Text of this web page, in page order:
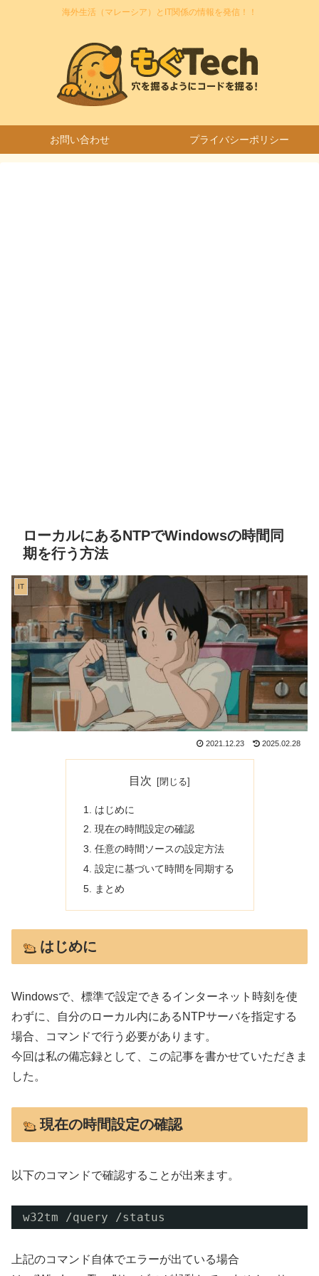
海外生活（マレーシア）とIT関係の情報を発信！！
お問い合わせ プライバシーポリシー
ローカルにあるNTPでWindowsの時間同
期を行う方法
IT
2021.12.23 2025.02.28
目次
はじめに
現在の時間設定の確認
任意の時間ソースの設定方法
設定に基づいて時間を同期する
まとめ
はじめに
Windowsで、標準で設定できるインターネット時刻を使
わずに、自分のローカル内にあるNTPサーバを指定する
場合、コマンドで行う必要があります。
今回は私の備忘録として、この記事を書かせていただきま
した。
現在の時間設定の確認
以下のコマンドで確認することが出来ます。
w32tm /query /status
上記のコマンド自体でエラーが出ている場合